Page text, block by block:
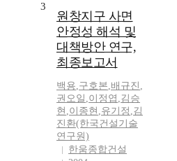
3
원창지구 사면
안정성 해석 및
대책방안 연구,
최종보고서
백용,구호본,배규진 ,
권오일 ,이정엽 ,김승
현 ,이종현 ,유기정 ,김
진환(한국건설기술
연구원)
한움종합건설